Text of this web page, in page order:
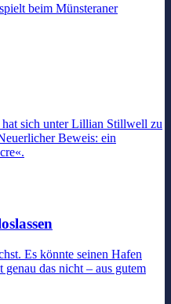
beim Münsteraner
sich unter Lillian Stillwell zu
Beweis: ein
Es könnte seinen Hafen
das nicht – aus gutem